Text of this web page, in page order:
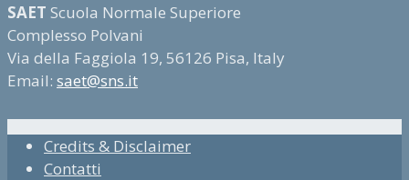
SAET Scuola Normale Superiore
Complesso Polvani
Via della Faggiola 19, 56126 Pisa, Italy
Email: saet@sns.it
Credits & Disclaimer
Contatti